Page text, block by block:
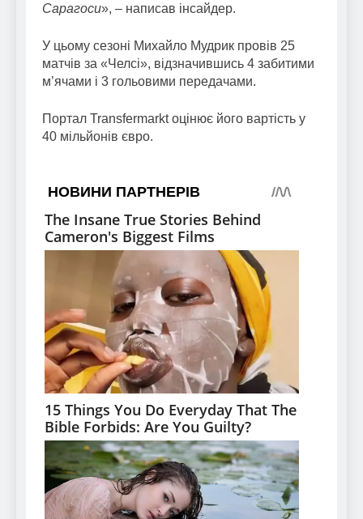
Сарагоси», – написав інсайдер.
У цьому сезоні Михайло Мудрик провів 25
матчів за «Челсі», відзначившись 4 забитими
м’ячами і 3 гольовими передачами.
Портал Transfermarkt оцінює його вартість у
40 мільйонів євро.